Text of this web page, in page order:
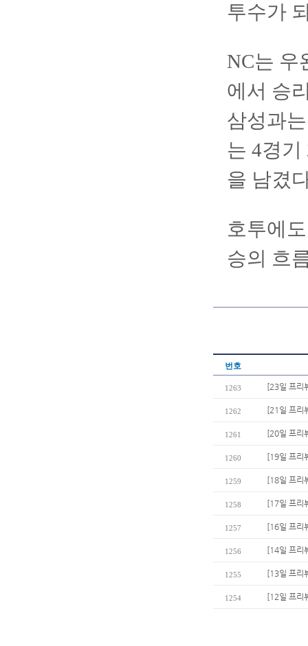
투수가
NC는 우
에서 승
삼성과
는 4경
을 남겼
호투에
승의 흐
번호
1263 [23일 프리
1262 [21일 프리
1261 [20일 프리
1260 [19일 프리
1259 [18일 프리
1258 [17일 프리
1257 [16일 프리
1256 [14일 프리
1255 [13일 프리
1254 [12일 프리